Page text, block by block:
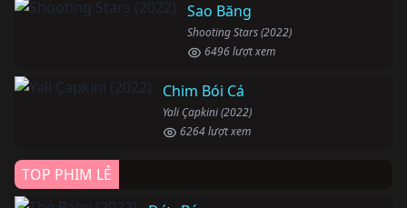
Sao Băng
Shooting Stars (2022)
6496 lượt xem
Chim Bói Cá
Yali Çapkini (2022)
6264 lượt xem
TOP PHIM LẺ